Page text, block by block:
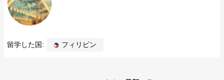
留学した国: フィリピン